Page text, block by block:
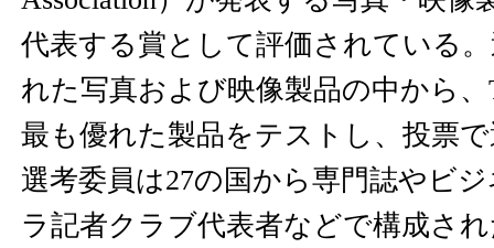
代表する賞として評価されている
れた写真および映像製品の中から
最も優れた製品をテストし、投票
選考委員は27の国から専門誌やビ
ラ記者クラブ代表者などで構成さ